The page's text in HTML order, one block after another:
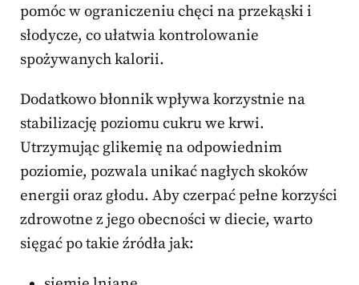
pomóc w ograniczeniu chęci na przekąski i
słodycze, co ułatwia kontrolowanie
spożywanych kalorii.
Dodatkowo błonnik wpływa korzystnie na
stabilizację poziomu cukru we krwi.
Utrzymując glikemię na odpowiednim
poziomie, pozwala unikać nagłych skoków
energii oraz głodu. Aby czerpać pełne korzyści
zdrowotne z jego obecności w diecie, warto
sięgać po takie źródła jak: